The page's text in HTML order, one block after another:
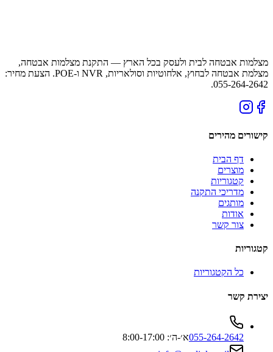
מצלמות אבטחה לבית ולעסק בכל הארץ — התקנת מצלמות אבטחה,
מצלמת אבטחה לבחוץ, אלחוטיות וסולאריות, NVR ו-POE. הצעת מחיר:
055-264-2642.
קישורים מהירים
דף הבית
מוצרים
קטגוריות
מדריכי התקנה
מותגים
אודות
צור קשר
קטגוריות
כל הקטגוריות
יצירת קשר
055-264-2642א׳-ה׳: 8:00-17:00